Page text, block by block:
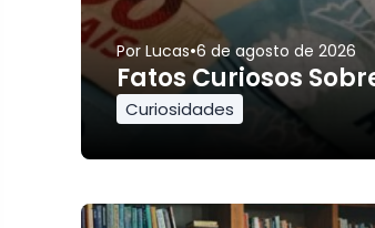
Por Lucas•6 de agosto de 2026
Fatos Curiosos
Curiosidades